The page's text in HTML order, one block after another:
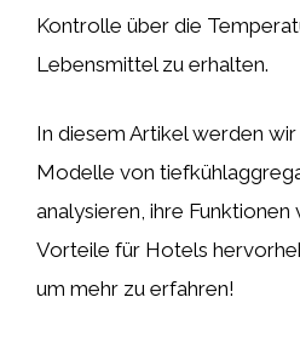
Kontrolle über die
Lebensmittel zu erhalten.
In diesem Artikel werden
Modelle von
analysieren, ihre Funktionen
Vorteile für Hotels
um mehr zu erfahren!